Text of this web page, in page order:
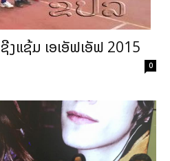
ແຊ້ມ ເອເອັຟເອັຟ 2015
0